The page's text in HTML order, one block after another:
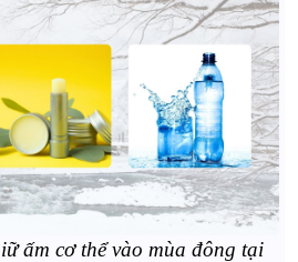
ấm cơ thể vào mùa đông tại